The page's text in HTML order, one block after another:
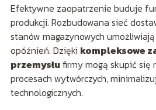
Efektywne zaopatrzenie buduje
produkcji. Rozbudowana sieć
stanów magazynowych
opóźnień. Dzięki kompleksowe
przemysłu firmy mogą skupić się
procesach wytwórczych,
technologicznych.